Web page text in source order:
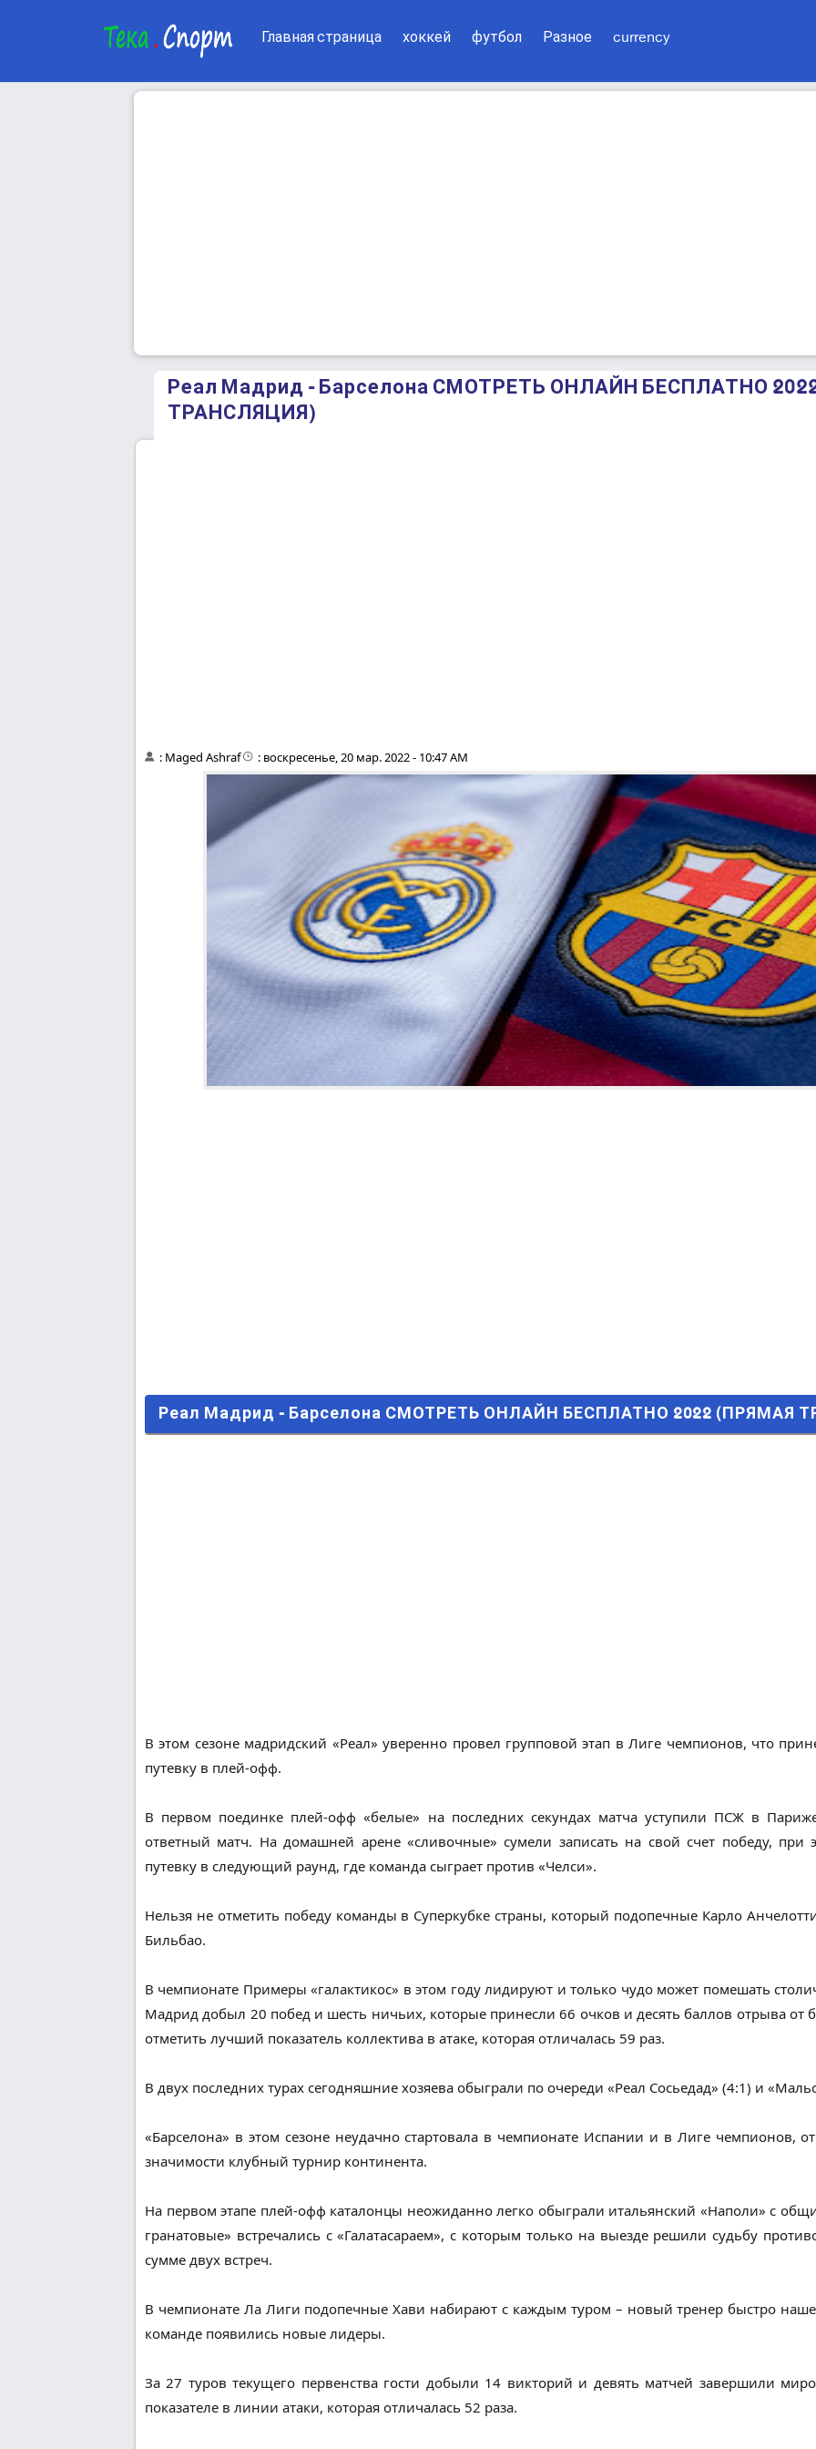
Главная страница хоккей футбол Разное currency
Реал Мадрид - Барселона СМОТРЕТЬ ОНЛАЙН БЕСПЛАТНО
ТРАНСЛЯЦИЯ)
: Maged Ashraf : воскресенье, 20 мар. 2022 - 10:47 AM
Реал Мадрид - Барселона СМОТРЕТЬ ОНЛАЙН БЕСПЛАТНО 2022 (ПРЯМАЯ ТРАНСЛЯЦИЯ)
Последние сообщения
Реал Мадрид - Барселона СМОТРЕТЬ ОНЛАЙН БЕСПЛАТНО 2022 (ПРЯМАЯ
В этом сезоне мадридский «Реал» уверенно провел групповой этап в Лиге чемпионов, что
путевку в плей-офф.
В первом поединке плей-офф «белые» на последних секундах матча уступили ПСЖ в
ответный матч. На домашней арене «сливочные» сумели записать на свой счет победу, при
путевку в следующий раунд, где команда сыграет против «Челси».
Нельзя не отметить победу команды в Суперкубке страны, который подопечные Карло
Бильбао.
В чемпионате Примеры «галактикос» в этом году лидируют и только чудо может помешать
Мадрид добыл 20 побед и шесть ничьих, которые принесли 66 очков и десять баллов отрыва от
отметить лучший показатель коллектива в атаке, которая отличалась 59 раз.
В двух последних турах сегодняшние хозяева обыграли по очереди «Реал Сосьедад» (4:1) и
«Барселона» в этом сезоне неудачно стартовала в чемпионате Испании и в Лиге чемпионов,
значимости клубный турнир континента.
На первом этапе плей-офф каталонцы неожиданно легко обыграли итальянский «Наполи» с
гранатовые» встречались с «Галатасараем», с которым только на выезде решили судьбу
сумме двух встреч.
В чемпионате Ла Лиги подопечные Хави набирают с каждым туром – новый тренер быстро
команде появились новые лидеры.
За 27 туров текущего первенства гости добыли 14 викторий и девять матчей завершили
показателе в линии атаки, которая отличалась 52 раза.